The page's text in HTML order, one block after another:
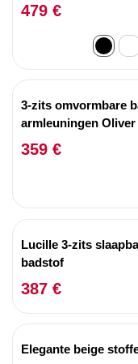
479 €
3-zits omvormbare
armleuningen
359 €
Lucille 3-zits
badstof
387 €
Elegante beige